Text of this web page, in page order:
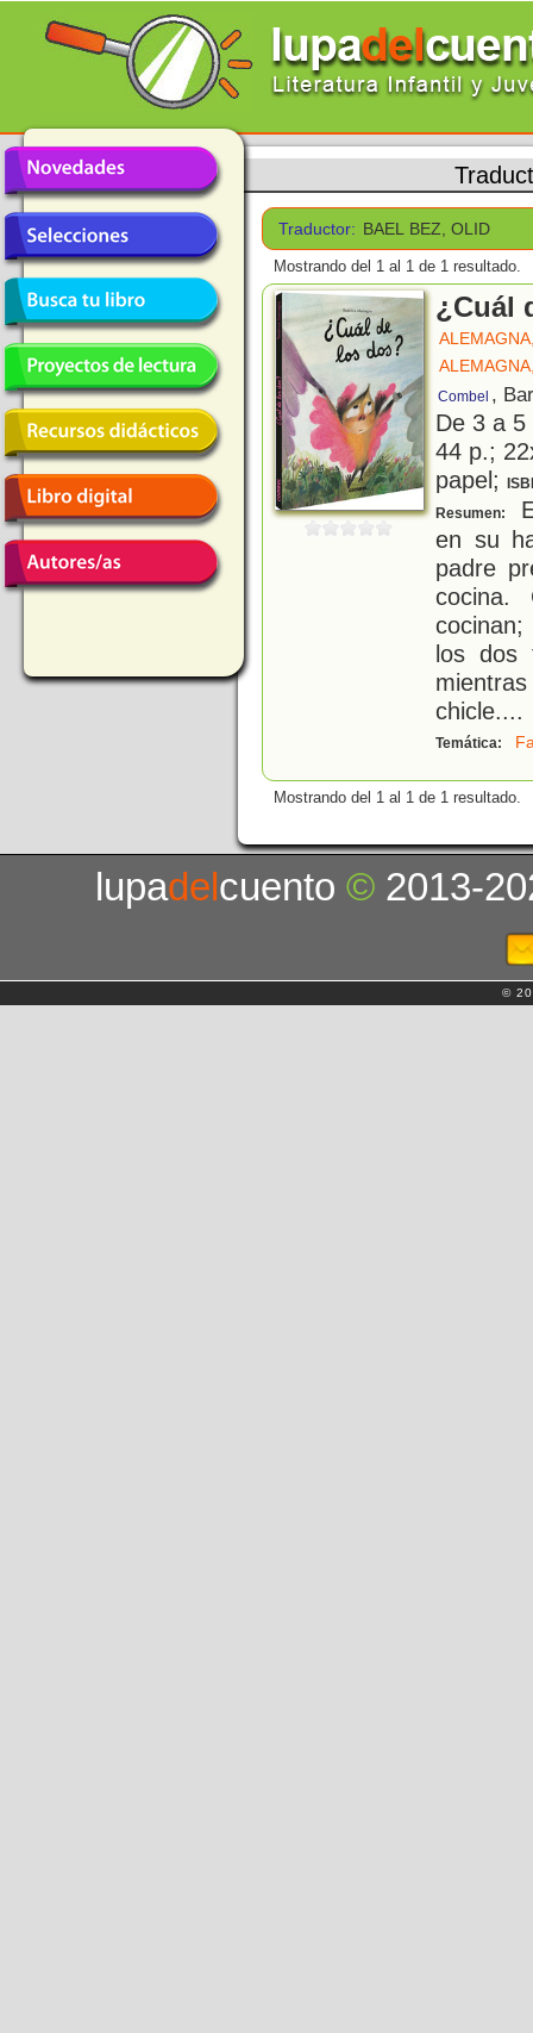
Traductor: BAEL BEZ, OLID
Mostrando del 1 al 1 de 1 resultado.
¿Cuál
Combel ,
De 3 a
44 p.;
papel;
Resumen:
en su
padre
cocina.
los dos
chicle....
Temática:
Mostrando del 1 al 1 de 1 resultado.
lupadelcuento© 2013-
©